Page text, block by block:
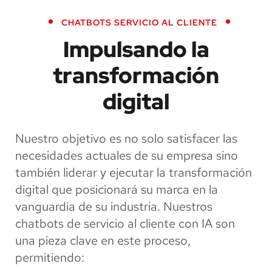
CHATBOTS SERVICIO AL CLIENTE
Impulsando la
transformación
digital
Nuestro objetivo es no solo satisfacer las
necesidades actuales de su empresa sino
también liderar y ejecutar la transformación
digital que posicionará su marca en la
vanguardia de su industria. Nuestros
chatbots de servicio al cliente con IA son
una pieza clave en este proceso,
permitiendo: